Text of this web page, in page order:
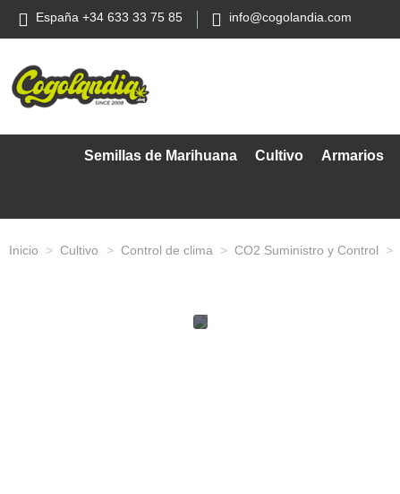
España +34 633 33 75 85 info@cogolandia.com
Semillas de Marihuana Cultivo Armarios
Inicio Cultivo Control de clima CO2 Suministro y Control